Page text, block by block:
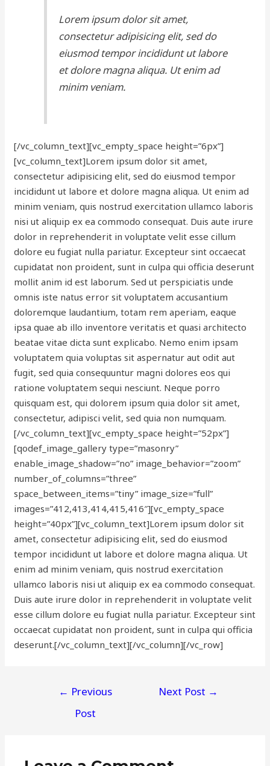
Lorem ipsum dolor sit amet,
consectetur adipisicing elit, sed do
eiusmod tempor incididunt ut labore
et dolore magna aliqua. Ut enim ad
minim veniam.
[/vc_column_text][vc_empty_space height=”6px”]
[vc_column_text]Lorem ipsum dolor sit amet,
consectetur adipisicing elit, sed do eiusmod tempor
incididunt ut labore et dolore magna aliqua. Ut enim ad
minim veniam, quis nostrud exercitation ullamco laboris
nisi ut aliquip ex ea commodo consequat. Duis aute irure
dolor in reprehenderit in voluptate velit esse cillum
dolore eu fugiat nulla pariatur. Excepteur sint occaecat
cupidatat non proident, sunt in culpa qui officia deserunt
mollit anim id est laborum. Sed ut perspiciatis unde
omnis iste natus error sit voluptatem accusantium
doloremque laudantium, totam rem aperiam, eaque
ipsa quae ab illo inventore veritatis et quasi architecto
beatae vitae dicta sunt explicabo. Nemo enim ipsam
voluptatem quia voluptas sit aspernatur aut odit aut
fugit, sed quia consequuntur magni dolores eos qui
ratione voluptatem sequi nesciunt. Neque porro
quisquam est, qui dolorem ipsum quia dolor sit amet,
consectetur, adipisci velit, sed quia non numquam.
[/vc_column_text][vc_empty_space height=”52px”]
[qodef_image_gallery type=”masonry”
enable_image_shadow=”no” image_behavior=”zoom”
number_of_columns=”three”
space_between_items=”tiny” image_size=”full”
images=”412,413,414,415,416″][vc_empty_space
height=”40px”][vc_column_text]Lorem ipsum dolor sit
amet, consectetur adipisicing elit, sed do eiusmod
tempor incididunt ut labore et dolore magna aliqua. Ut
enim ad minim veniam, quis nostrud exercitation
ullamco laboris nisi ut aliquip ex ea commodo consequat.
Duis aute irure dolor in reprehenderit in voluptate velit
esse cillum dolore eu fugiat nulla pariatur. Excepteur sint
occaecat cupidatat non proident, sunt in culpa qui officia
deserunt.[/vc_column_text][/vc_column][/vc_row]
← Previous
Post
Next Post →